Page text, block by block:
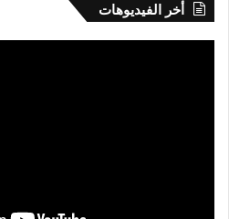
أخر الفيديوهات